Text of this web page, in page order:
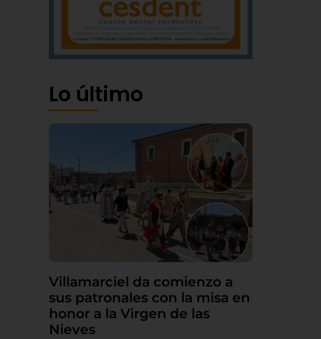
Lo último
Villamarciel da comienzo a
sus patronales con la misa en
honor a la Virgen de las
Nieves